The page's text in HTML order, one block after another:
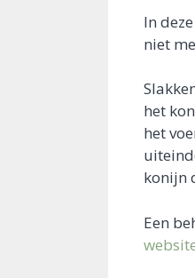
In
niet
het
het
konijn
Een